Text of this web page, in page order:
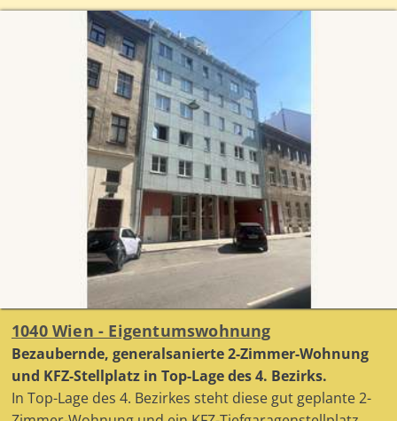
1040 Wien - Eigentumswohnung
Bezaubernde, generalsanierte 2-Zimmer-Wohnung
und KFZ-Stellplatz in Top-Lage des 4. Bezirks.
In Top-Lage des 4. Bezirkes steht diese gut geplante 2-